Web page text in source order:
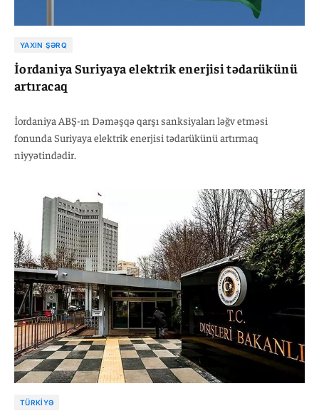
YAXIN ŞƏRQ
İordaniya Suriyaya elektrik enerjisi tədarükünü
artıracaq
İordaniya ABŞ-ın Dəməşqə qarşı sanksiyaları ləğv etməsi
fonunda Suriyaya elektrik enerjisi tədarükünü artırmaq
niyyətindədir.
TÜRKIYƏ